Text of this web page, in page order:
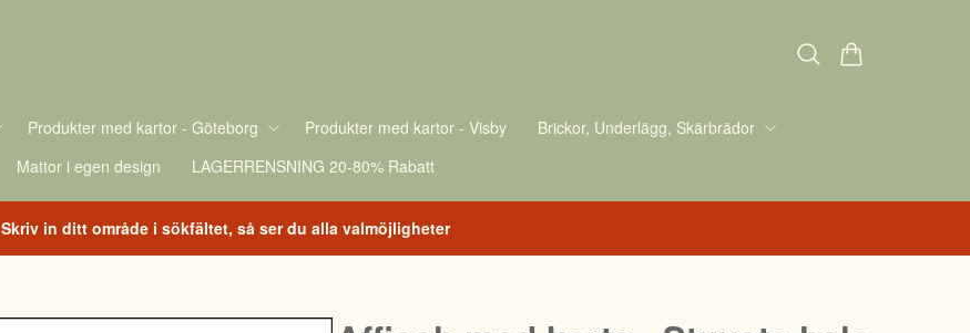
Produkter med kartor - Göteborg Produkter med kartor - Visby
Brickor, Underlägg, Skärbrädor
Mattor i egen design
LAGERRENSNING 20-80% Rabatt
Skriv in ditt område i sökfältet, så ser du alla valmöjligheter